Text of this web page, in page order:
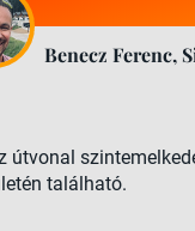
Benecz Ferenc,
útvonal
található.